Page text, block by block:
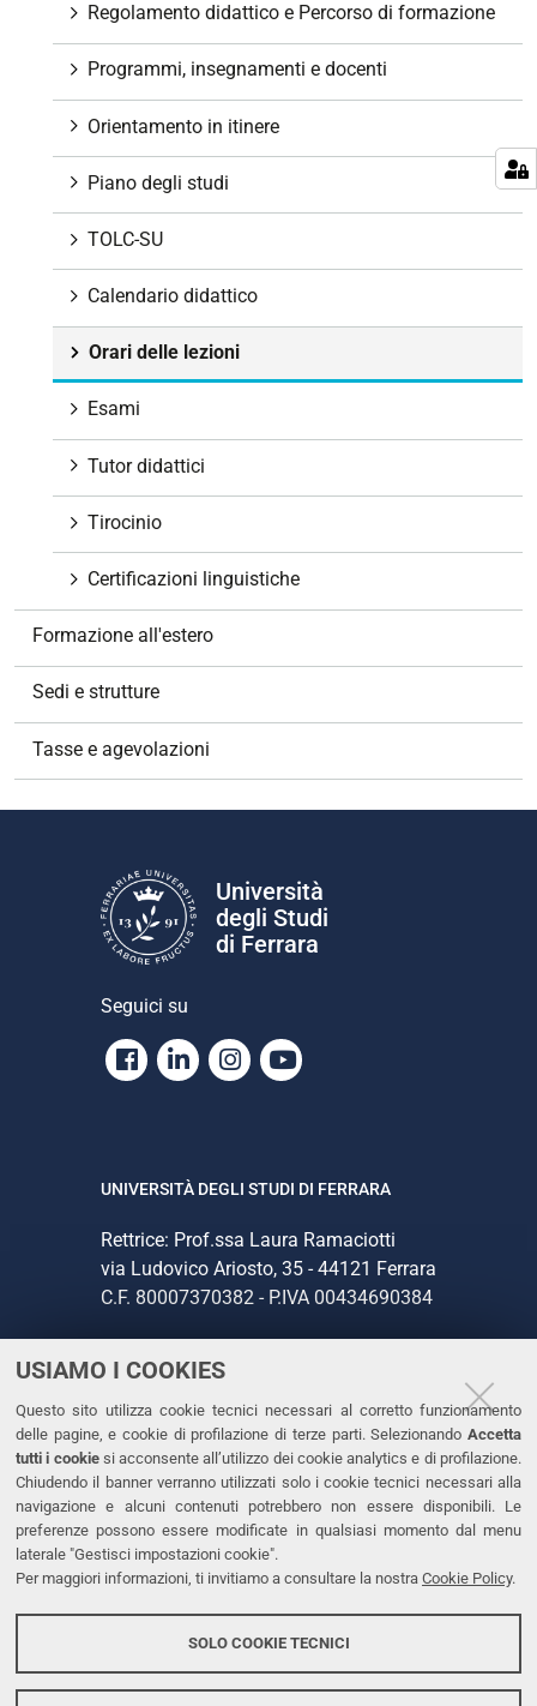
USIAMO I COOKIES
Questo sito utilizza cookie tecnici necessari al corretto funzionamento
delle pagine, e cookie di profilazione di terze parti. Selezionando Accetta
tutti i cookiesi acconsente all’utilizzo dei cookie analytics e di profilazione.
Chiudendo il banner verranno utilizzati solo i cookie tecnici necessari alla
navigazione e alcuni contenuti potrebbero non essere disponibili. Le
preferenze possono essere modificate in qualsiasi momento dal menu
laterale "Gestisci impostazioni cookie".
Per maggiori informazioni, ti invitiamo a consultare la nostra Cookie Policy.
SOLO COOKIE TECNICI
Regolamento didattico e Percorso di formazione
Programmi, insegnamenti e docenti
Orientamento in itinere
Piano degli studi
TOLC-SU
Calendario didattico
Orari delle lezioni
Esami
Tutor didattici
Tirocinio
Certificazioni linguistiche
Formazione all'estero
Sedi e strutture
Tasse e agevolazioni
Università
degli Studi
di Ferrara
Seguici su
Facebook
LinkedinInstagram
Youtube
UNIVERSITÀ DEGLI STUDI DI FERRARA
Rettrice: Prof.ssa Laura Ramaciotti
via Ludovico Ariosto, 35 - 44121 Ferrara
C.F. 80007370382 - P.IVA 00434690384
CONTATTI
Tel. +39 0532 293111
Fax. +39 0532 293031
PEC
LINKS
Dichiarazione di accessibilità
Protezione dati personali